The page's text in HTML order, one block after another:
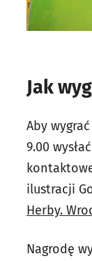
Jak
Aby
9.00
ilustracji
Herby.
Nagrodę